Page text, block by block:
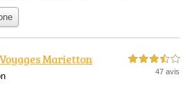
Marietton 3,5 étoiles sur 5
47 avis